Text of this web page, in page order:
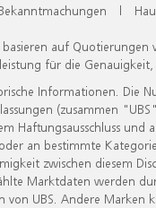
|
auf
für die
Informationen. Die
(zusammen
Haftungsausschluss
an bestimmte
zwischen diesem
Marktdaten werden
UBS. Andere Marken